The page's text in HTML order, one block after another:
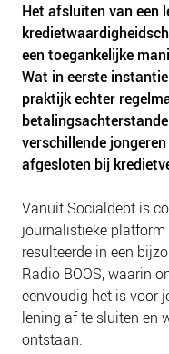
Het afsluiten van een
een toegankelijke
Wat in eerste
praktijk echter
verschillende
afgesloten bij
Vanuit Socialdebt is
journalistieke
resulteerde in een
Radio BOOS, waarin
eenvoudig het is voor
lening af te sluiten en
ontstaan.